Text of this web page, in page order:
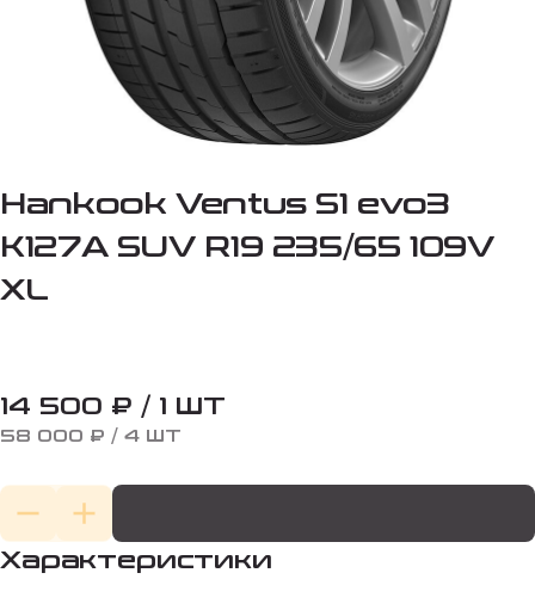
Hankook Ventus S1 evo3
K127A SUV R19 235/65 109V
XL
14 500 ₽ / 1 ШТ
58 000 ₽ / 4 ШТ
Характеристики